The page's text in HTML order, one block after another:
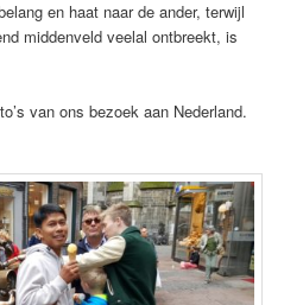
en haat naar de ander, terwijl
middenveld veelal ontbreekt, is
van ons bezoek aan Nederland.